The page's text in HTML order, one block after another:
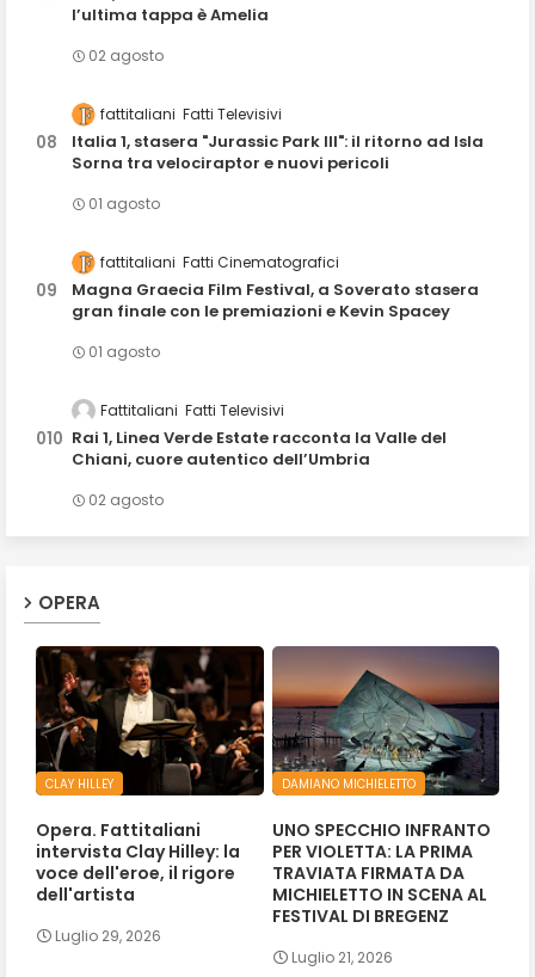
l’ultima tappa è Amelia
02 agosto
fattitaliani Fatti Televisivi
Italia 1, stasera "Jurassic Park III": il ritorno ad Isla
Sorna tra velociraptor e nuovi pericoli
01 agosto
fattitaliani Fatti Cinematografici
Magna Graecia Film Festival, a Soverato stasera
gran finale con le premiazioni e Kevin Spacey
01 agosto
Fattitaliani Fatti Televisivi
Rai 1, Linea Verde Estate racconta la Valle del
Chiani, cuore autentico dell’Umbria
02 agosto
OPERA
CLAY HILLEY
Opera. Fattitaliani
intervista Clay Hilley: la
voce dell'eroe, il rigore
dell'artista
Luglio 29, 2026
DAMIANO MICHIELETTO
UNO SPECCHIO INFRANTO
PER VIOLETTA: LA PRIMA
TRAVIATA FIRMATA DA
MICHIELETTO IN SCENA AL
FESTIVAL DI BREGENZ
Luglio 21, 2026